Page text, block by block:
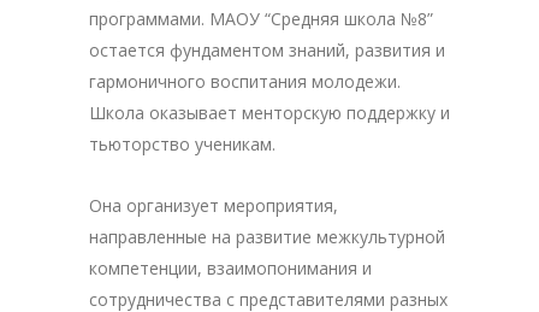
программами. МАОУ “Средняя школа №8”
остается фундаментом знаний, развития и
гармоничного воспитания молодежи.
Школа оказывает менторскую поддержку и
тьюторство ученикам.
Она организует мероприятия,
направленные на развитие межкультурной
компетенции, взаимопонимания и
сотрудничества с представителями разных